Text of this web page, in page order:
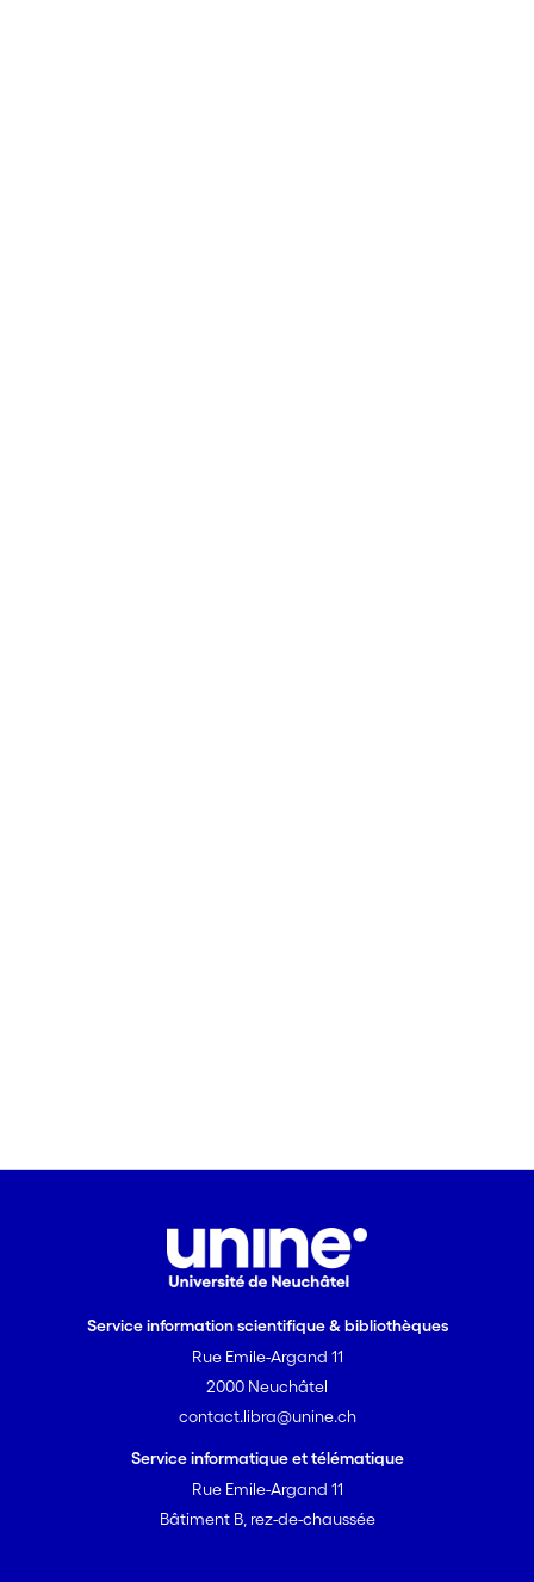
Service information scientifique & bibliothèques
Rue Emile-Argand 11
2000 Neuchâtel
contact.libra@unine.ch
Service informatique et télématique
Rue Emile-Argand 11
Bâtiment B, rez-de-chaussée